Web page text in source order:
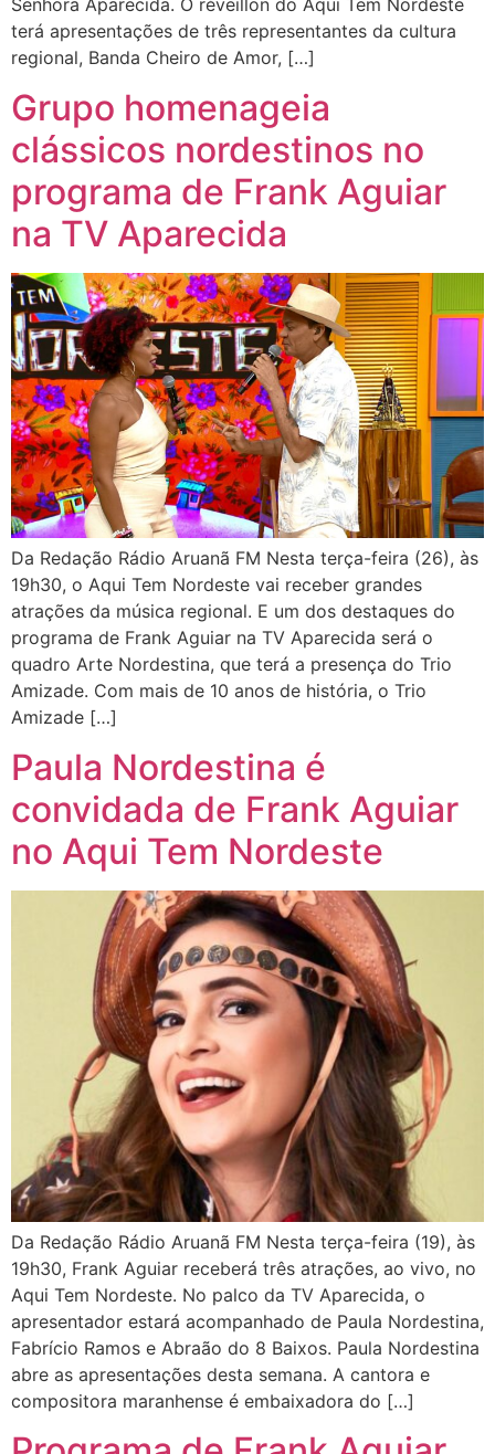
Senhora Aparecida. O réveillon do Aqui Tem Nordeste
terá apresentações de três representantes da cultura
regional, Banda Cheiro de Amor, […]
Grupo homenageia
clássicos nordestinos no
programa de Frank Aguiar
na TV Aparecida
Da Redação Rádio Aruanã FM Nesta terça-feira (26), às
19h30, o Aqui Tem Nordeste vai receber grandes
atrações da música regional. E um dos destaques do
programa de Frank Aguiar na TV Aparecida será o
quadro Arte Nordestina, que terá a presença do Trio
Amizade. Com mais de 10 anos de história, o Trio
Amizade […]
Paula Nordestina é
convidada de Frank Aguiar
no Aqui Tem Nordeste
Da Redação Rádio Aruanã FM Nesta terça-feira (19), às
19h30, Frank Aguiar receberá três atrações, ao vivo, no
Aqui Tem Nordeste. No palco da TV Aparecida, o
apresentador estará acompanhado de Paula Nordestina,
Fabrício Ramos e Abraão do 8 Baixos. Paula Nordestina
abre as apresentações desta semana. A cantora e
compositora maranhense é embaixadora do […]